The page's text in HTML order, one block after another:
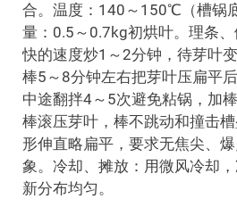
合。温度：140～150℃（槽锅
量：0.5～0.7kg初烘叶。理条
快的速度炒1～2分钟，待芽叶
棒5～8分钟左右把芽叶压扁平
中途翻拌4～5次避免粘锅，加
棒滚压芽叶，棒不跳动和撞击
形伸直略扁平，要求无焦尖、
象。冷却、摊放：用微风冷却
新分布均匀。